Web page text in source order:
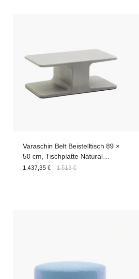
Varaschin Belt Beistelltisch 89 ×
50 cm, Tischplatte Natural
Cement
1.437,35 € 1.513 €